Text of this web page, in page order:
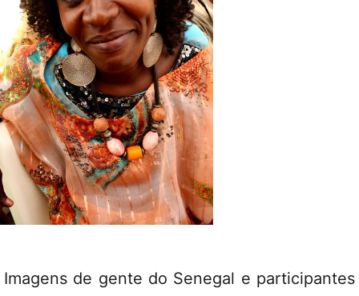
Imagens de gente do Senegal e participantes